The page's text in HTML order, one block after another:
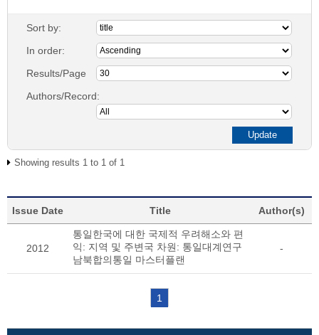
Sort by:
In order:
Results/Page
Authors/Record:
Showing results 1 to 1 of 1
Issue Date Title Author(s)
2012
통일한국에 대한 국제적 우려해소와 편
익: 지역 및 주변국 차원: 통일대계연구
남북합의통일 마스터플랜
-
1